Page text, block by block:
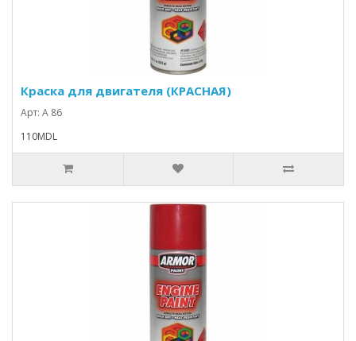
Краска для двигателя (КРАСНАЯ)
Арт: A 86
110MDL